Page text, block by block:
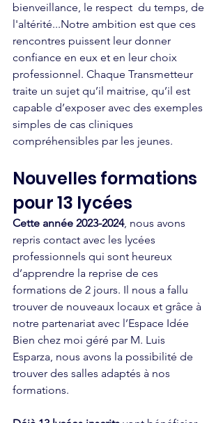
bienveillance, le respect  du temps, de
l'altérité...Notre ambition est que ces
rencontres puissent leur donner
confiance en eux et en leur choix
professionnel. Chaque Transmetteur
traite un sujet qu’il maitrise, qu’il est
capable d’exposer avec des exemples
simples de cas cliniques
compréhensibles par les jeunes.
Nouvelles formations
pour 13 lycées
Cette année 2023-2024, nous avons
repris contact avec les lycées
professionnels qui sont heureux
d’apprendre la reprise de ces
formations de 2 jours. Il nous a fallu
trouver de nouveaux locaux et grâce à
notre partenariat avec l’Espace Idée
Bien chez moi géré par M. Luis
Esparza, nous avons la possibilité de
trouver des salles adaptés à nos
formations.